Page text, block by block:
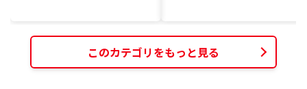
このカテゴリをもっと見る